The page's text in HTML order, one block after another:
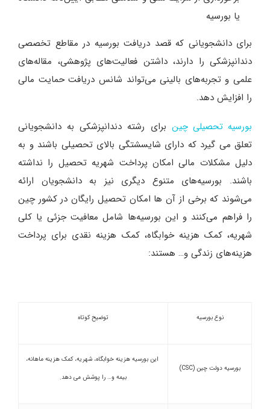
یا بورسیه
برای دانشجویانی که قصد دریافت بورسیه در مقاطع تخصصی
دندانپزشکی را دارند، داشتن فعالیت‌های پژوهشی، مقاله‌های
علمی و تجربه‌های بالینی می‌تواند شانس دریافت حمایت مالی
را افزایش دهد.
بورسیه تحصیلی چین برای رشته دندانپزشکی به دانشجویانی
تعلق می گیرد که دارای شایسشتگی بالای تحصیلی باشند و به
دلیل مشکلات مالی امکان پرداخت شهریه تحصیل را نداشته
باشند. بورسیه‌های متنوع دیگری نیز به دانشجویان ارائه
می‌شوند که برخی از آن ها امکان تحصیل رایگان در کشور چین
را فراهم می‌کنند و این بورسیه‌ها شامل معافیت جزئی یا کلی
شهریه، کمک هزینه خوابگاه، کمک هزینه نقدی برای پرداخت
هزینه‌های زندگی و… هستند:
نوع بورسیه توضیح کوتاه
بورسیه دولت چین (CSC)
این بورسیه هزینه خوابگاه، شهریه، کمک هزینه ماهانه،
بیمه و… را پوشش می دهد.